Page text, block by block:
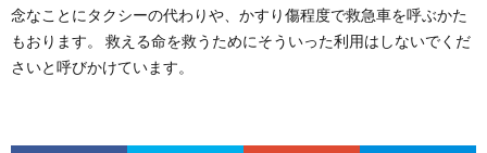
念なことにタクシーの代わりや、かすり傷程度で救急車を呼ぶかた
もおります。 救える命を救うためにそういった利用はしないでくだ
さいと呼びかけています。